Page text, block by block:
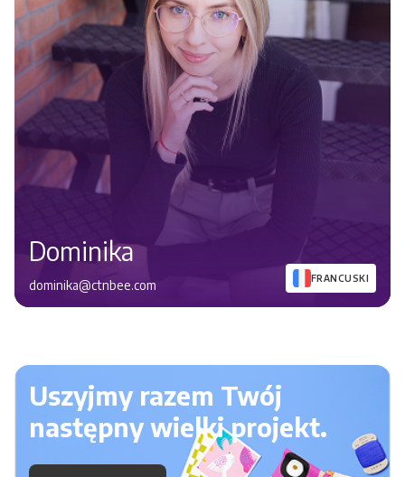
Dominika
dominika@ctnbee.com FRANCUSKI
Uszyjmy razem Twój
następny wielki projekt.